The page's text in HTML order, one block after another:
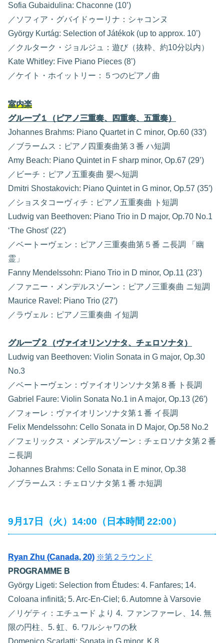
Sofia Gubaidulina: Chaconne (10’)
／ソフィア・グバイドゥーリナ：シャコンヌ
György Kurtág: Selection of Játékok (up to approx. 10’)
／クルターク・ジョルジュ：遊び（抜粋、約10分以内）
Kate Whitley: Five Piano Pieces (8’)
／ケイト・ホイットリー：５つのピアノ曲
室内楽
グループ１（ピアノ三重奏、四重奏、五重奏）
Johannes Brahms: Piano Quartet in C minor, Op.60 (33′)
／ブラームス：ピアノ四重奏曲第３番 ハ短調
Amy Beach: Piano Quintet in F sharp minor, Op.67 (29’)
／ビーチ：ピアノ五重奏曲 嬰へ短調
Dmitri Shostakovich: Piano Quintet in G minor, Op.57 (35′)
／ショスタコーヴィチ：ピアノ五重奏曲 ト短調
Ludwig van Beethoven: Piano Trio in D major, Op.70 No.1
‘The Ghost’ (22′)
／ベートーヴェン：ピアノ三重奏曲第５番 ニ長調 「幽
霊」
Fanny Mendelssohn: Piano Trio in D minor, Op.11 (23’)
／ファニー・メンデルスゾーン：ピアノ三重奏曲 ニ短調
Maurice Ravel: Piano Trio (27′)
／ラヴェル：ピアノ三重奏曲 イ短調
グループ２（ヴァイオリンソナタ、チェロソナタ）
Ludwig van Beethoven: Violin Sonata in G major, Op.30
No.3
／ベートーヴェン：ヴァイオリンソナタ第８番 ト長調
Gabriel Faure: Violin Sonata No.1 in A major, Op.13 (26′)
／フォーレ：ヴァイオリンソナタ第１番 イ長調
Felix Mendelssohn: Cello Sonata in D Major, Op.58 No.2
／フェリックス・メンデルスゾーン：チェロソナタ第２番
ニ長調
Johannes Brahms: Cello Sonata in E minor, Op.38
／ブラームス：チェロソナタ第１番 ホ短調
9月17日（火）14:00（日本時間 22:00）
Ryan Zhu (Canada, 20) ※第２ラウンド
PROGRAMME B
György Ligeti: Selection from Études: 4. Fanfares; 14.
Coloana infinită; 5. Arc-En-Ciel; 6. Automne à Varsovie
／リゲティ：エチュード より 4. ファンファーレ、14. 無
限の円柱、5. 虹、6. ワルシャワの秋
Domenico Scarlatti: Sonata in G minor, K.8